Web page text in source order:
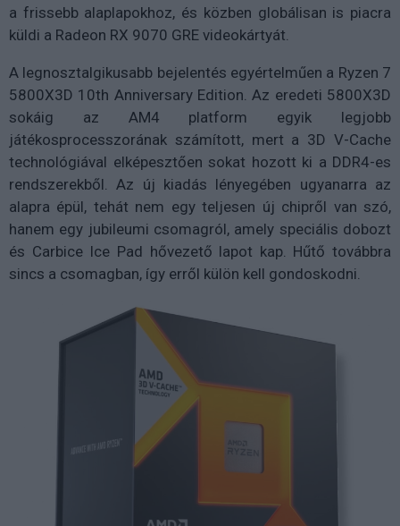
a frissebb alaplapokhoz, és közben globálisan is piacra
küldi a Radeon RX 9070 GRE videokártyát.
A legnosztalgikusabb bejelentés egyértelműen a Ryzen 7
5800X3D 10th Anniversary Edition. Az eredeti 5800X3D
sokáig az AM4 platform egyik legjobb
játékosprocesszorának számított, mert a 3D V-Cache
technológiával elképesztően sokat hozott ki a DDR4-es
rendszerekből. Az új kiadás lényegében ugyanarra az
alapra épül, tehát nem egy teljesen új chipről van szó,
hanem egy jubileumi csomagról, amely speciális dobozt
és Carbice Ice Pad hővezető lapot kap. Hűtő továbbra
sincs a csomagban, így erről külön kell gondoskodni.